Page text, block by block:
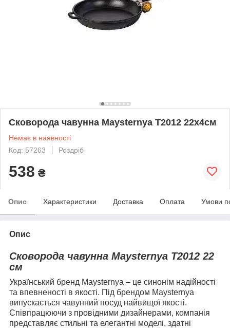
Сковорода чавунна Maysternya Т2012 22х4см
Немає в наявності
Код: 57263
Роздріб
538 ₴
Опис Характеристики Доставка Оплата Умови
Опис
Сковорода чавунна Maysternya T2012 22
см
Український бренд Maysternya – це синонім надійності
та впевненості в якості. Під брендом Maysternya
випускається чавунний посуд найвищої якості.
Співпрацюючи з провідними дизайнерами, компанія
представляє стильні та елегантні моделі, здатні